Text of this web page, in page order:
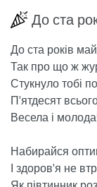
До ста
До ста років
Так про що ж
Стукнуло тобі
П'ятдесят
Весела і
Набирайся
І здоров'я не